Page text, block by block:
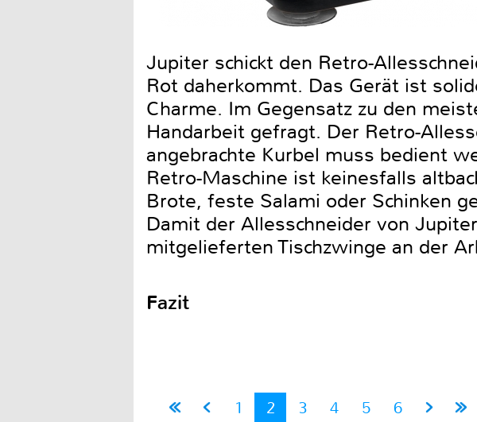
Jupiter schickt den Retro-
Rot daherkommt. Das Gerät ist
Charme. Im Gegensatz zu den
Handarbeit gefragt. Der Retro-
angebrachte Kurbel muss bedient
Retro-Maschine ist keinesfalls
Brote, feste Salami oder Schinken
Damit der Allesschneider von
mitgelieferten Tischzwinge an der
Fazit
1 2 3 4 5 6